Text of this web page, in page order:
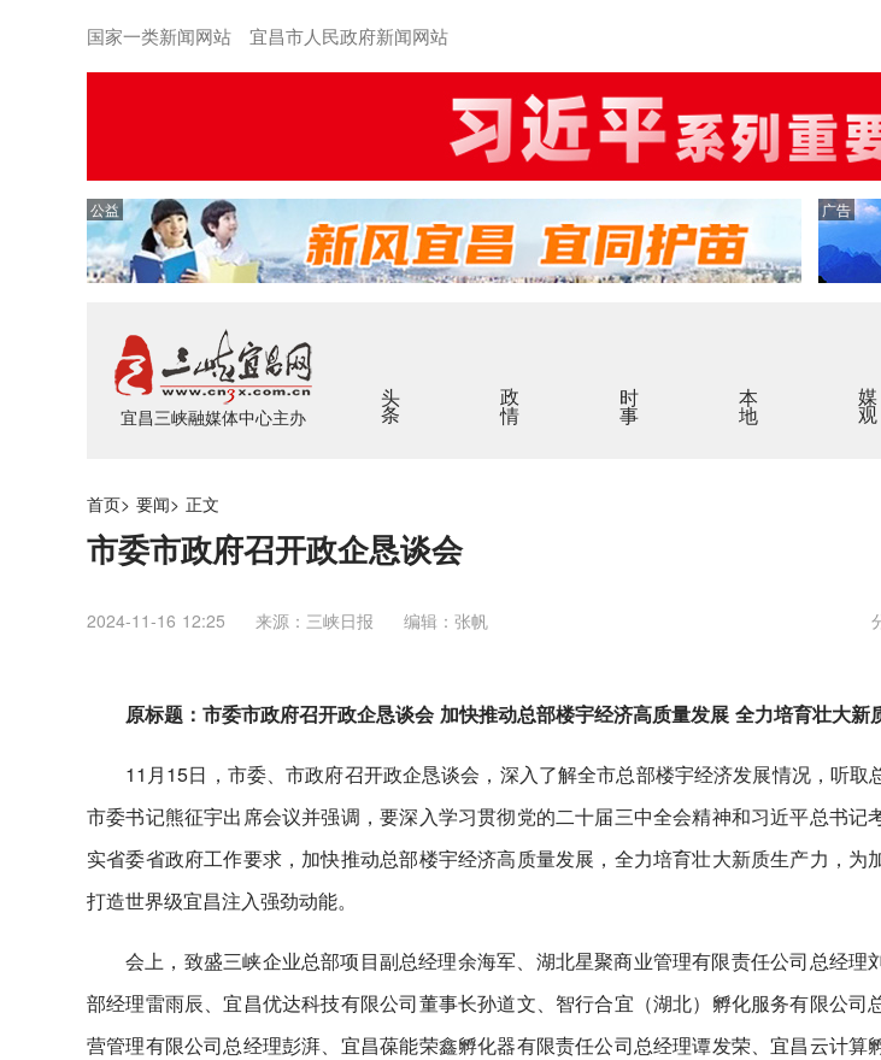
国家一类新闻网站 宜昌市人民政府新闻网站
公益 广告
宜昌三峡融媒体中心主办
头条 政情 时事 本地 媒观
首页> 要闻> 正文
市委市政府召开政企恳谈会
2024-11-16 12:25 来源：三峡日报 编辑：张帆
原标题：市委市政府召开政企恳谈会 加快推动总部楼宇经济高质量发展 全力培育壮大新
11月15日，市委、市政府召开政企恳谈会，深入了解全市总部楼宇经济发展情况，听取
市委书记熊征宇出席会议并强调，要深入学习贯彻党的二十届三中全会精神和习近平总书记
实省委省政府工作要求，加快推动总部楼宇经济高质量发展，全力培育壮大新质生产力，为
打造世界级宜昌注入强劲动能。
会上，致盛三峡企业总部项目副总经理余海军、湖北星聚商业管理有限责任公司总经理
部经理雷雨辰、宜昌优达科技有限公司董事长孙道文、智行合宜（湖北）孵化服务有限公司
营管理有限公司总经理彭湃、宜昌葆能荣鑫孵化器有限责任公司总经理谭发荣、宜昌云计算